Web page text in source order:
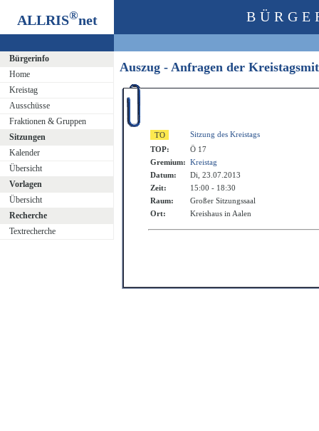
ALLRIS®net
Bürgerinfo
Home
Kreistag
Ausschüsse
Fraktionen & Gruppen
Sitzungen
Kalender
Übersicht
Vorlagen
Übersicht
Recherche
Textrecherche
Auszug - Anfragen der
Sitzung des Kreistags
TOP:
Ö 17
Gremium: Kreistag
Datum:
Di, 23.07.2013
Zeit:
15:00 - 18:30
Raum:
Großer Sitzungssaal
Ort:
Kreishaus in Aalen